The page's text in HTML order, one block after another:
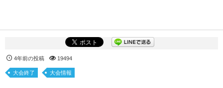
4年前の投稿 19494
大会終了 大会情報